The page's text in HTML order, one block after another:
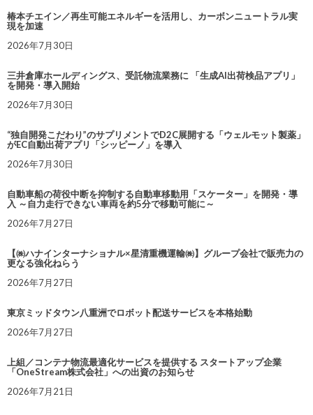
椿本チエイン／再生可能エネルギーを活用し、カーボンニュートラル実
現を加速
2026年7月30日
三井倉庫ホールディングス、受託物流業務に 「生成AI出荷検品アプリ」
を開発・導入開始
2026年7月30日
“独自開発こだわり”のサプリメントでD2C展開する「ウェルモット製薬」
がEC自動出荷アプリ「シッピーノ」を導入
2026年7月30日
自動車船の荷役中断を抑制する自動車移動用「スケーター」を開発・導
入 ～自力走行できない車両を約5分で移動可能に～
2026年7月27日
【㈱ハナインターナショナル×星清重機運輸㈱】グループ会社で販売力の
更なる強化ねらう
2026年7月27日
東京ミッドタウン八重洲でロボット配送サービスを本格始動
2026年7月27日
上組／コンテナ物流最適化サービスを提供する スタートアップ企業
「OneStream株式会社」への出資のお知らせ
2026年7月21日